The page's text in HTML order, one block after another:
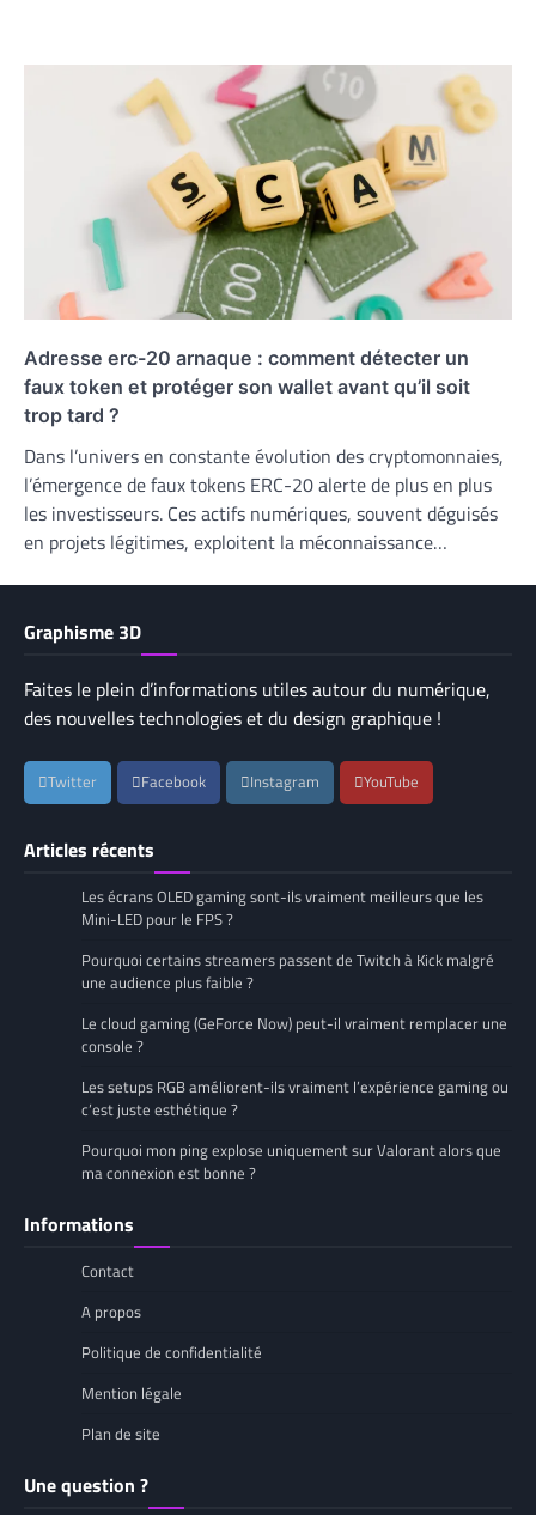
Adresse erc-20 arnaque : comment détecter un
faux token et protéger son wallet avant qu’il soit
trop tard ?
Dans l’univers en constante évolution des cryptomonnaies,
l’émergence de faux tokens ERC-20 alerte de plus en plus
les investisseurs. Ces actifs numériques, souvent déguisés
en projets légitimes, exploitent la méconnaissance…
Graphisme 3D
Faites le plein d’informations utiles autour du numérique,
des nouvelles technologies et du design graphique !
Twitter Facebook Instagram YouTube
Articles récents
Les écrans OLED gaming sont-ils vraiment meilleurs que les
Mini-LED pour le FPS ?
Pourquoi certains streamers passent de Twitch à Kick malgré
une audience plus faible ?
Le cloud gaming (GeForce Now) peut-il vraiment remplacer une
console ?
Les setups RGB améliorent-ils vraiment l’expérience gaming ou
c’est juste esthétique ?
Pourquoi mon ping explose uniquement sur Valorant alors que
ma connexion est bonne ?
Informations
Contact
A propos
Politique de confidentialité
Mention légale
Plan de site
Une question ?